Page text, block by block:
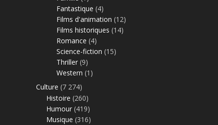
Fantastique (4)
Films d'animation (12)
Films historiques (14)
Romance (4)
Science-fiction (15)
Thriller (9)
Western (1)
Culture (7 274)
Histoire (260)
Humour (419)
Musique (316)